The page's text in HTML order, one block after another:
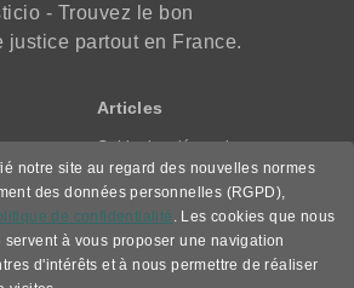
- Trouvez le bon
justice partout en France.
Articles
Guide des démarches
Nous suivre
notre site au regard des nouvelles normes
des données personnelles (RGPD),
de confidentialité . Les cookies que nous
servent à vous proposer une navigation
d'intérêts et à nous permettre de réaliser